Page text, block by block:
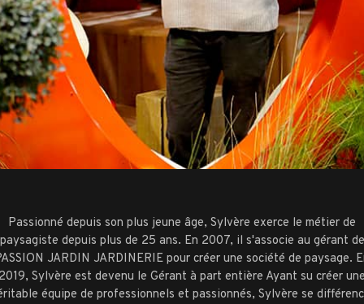
Passionné depuis son plus jeune âge, Sylvère exerce le métier de
paysagiste depuis plus de 25 ans. En 2007, il s'associe au gérant de
JARDIN JARDINERIE pour créer une société de paysage.
Sylvère est devenu le Gérant à part entière Ayant su créer
équipe de professionnels et passionnés, Sylvère se